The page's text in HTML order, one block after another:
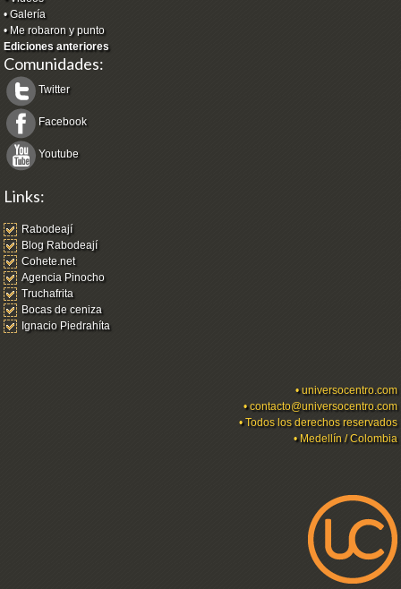
•Galería
•Me robaron y punto
Ediciones anteriores
Comunidades:
Twitter
Facebook
Youtube
Links:
Rabodeají
Blog Rabodeají
Cohete.net
Agencia Pinocho
Truchafrita
Bocas de ceniza
Ignacio Piedrahíta
•universocentro.com
•contacto@universocentro.com
• Todos los derechos reservados
• Medellín / Colombia